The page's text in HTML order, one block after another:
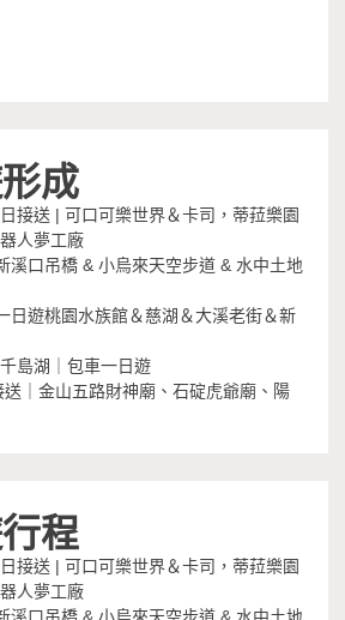
成
接送 | 可口可樂世界＆卡司，蒂菈樂園
人夢工廠
溪口吊橋 & 小烏來天空步道 & 水中土地
日遊桃園水族館＆慈湖＆大溪老街＆新
島湖｜包車一日遊
｜金山五路財神廟、石碇虎爺廟、陽
程
接送 | 可口可樂世界＆卡司，蒂菈樂園
人夢工廠
溪口吊橋 & 小烏來天空步道 & 水中土地